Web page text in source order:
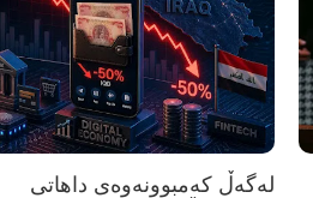
لەگەڵ کەمبوونەوەی داهاتی